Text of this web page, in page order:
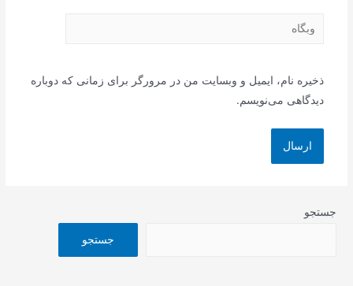
وبگاه
ذخیره نام، ایمیل و وبسایت من در مرورگر برای زمانی که دوباره
دیدگاهی می‌نویسم.
جستجو
جستجو